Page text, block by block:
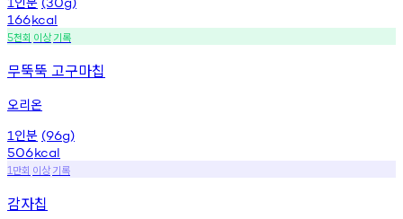
166kcal
5천회 이상기록
무뚝뚝 고구마칩
오리온
1 인분 (96g)
506kcal
1 만회 이상기록
감자칩